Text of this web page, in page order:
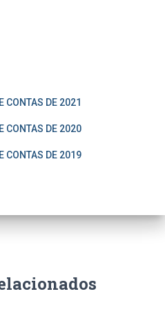
CONTAS DE 2021
CONTAS DE 2020
CONTAS DE 2019